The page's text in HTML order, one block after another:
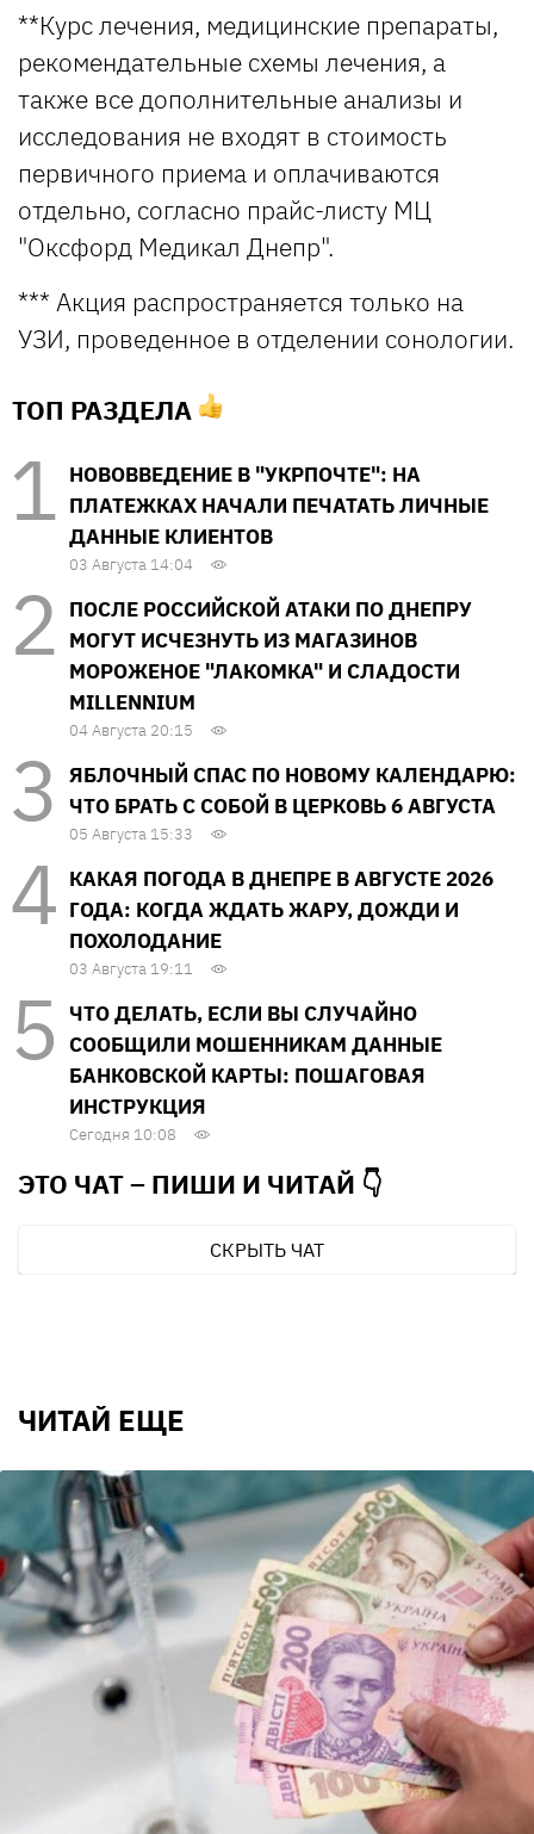
**Курс лечения, медицинские препараты,
рекомендательные схемы лечения, а
также все дополнительные анализы и
исследования не входят в стоимость
первичного приема и оплачиваются
отдельно, согласно прайс-листу МЦ
"Оксфорд Медикал Днепр".
*** Акция распространяется только на
УЗИ, проведенное в отделении сонологии.
ТОП РАЗДЕЛА
НОВОВВЕДЕНИЕ В "УКРПОЧТЕ": НА
ПЛАТЕЖКАХ НАЧАЛИ ПЕЧАТАТЬ ЛИЧНЫЕ
ДАННЫЕ КЛИЕНТОВ
03 Августа 14:04
ПОСЛЕ РОССИЙСКОЙ АТАКИ ПО ДНЕПРУ
МОГУТ ИСЧЕЗНУТЬ ИЗ МАГАЗИНОВ
МОРОЖЕНОЕ "ЛАКОМКА" И СЛАДОСТИ
MILLENNIUM
04 Августа 20:15
ЯБЛОЧНЫЙ СПАС ПО НОВОМУ КАЛЕНДАРЮ:
ЧТО БРАТЬ С СОБОЙ В ЦЕРКОВЬ 6 АВГУСТА
05 Августа 15:33
КАКАЯ ПОГОДА В ДНЕПРЕ В АВГУСТЕ 2026
ГОДА: КОГДА ЖДАТЬ ЖАРУ, ДОЖДИ И
ПОХОЛОДАНИЕ
03 Августа 19:11
ЧТО ДЕЛАТЬ, ЕСЛИ ВЫ СЛУЧАЙНО
СООБЩИЛИ МОШЕННИКАМ ДАННЫЕ
БАНКОВСКОЙ КАРТЫ: ПОШАГОВАЯ
ИНСТРУКЦИЯ
Сегодня 10:08
ЭТО ЧАТ – ПИШИ И ЧИТАЙ 👇
СКРЫТЬ ЧАТ
ЧИТАЙ ЕЩЕ